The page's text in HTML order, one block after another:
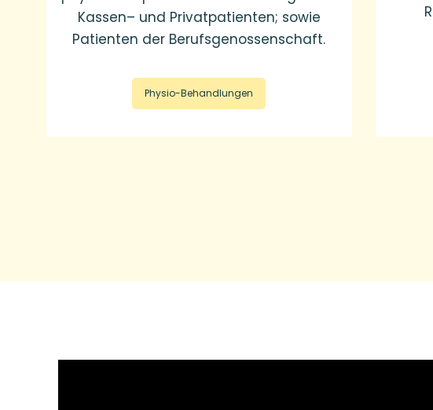
Kassen– und Privatpatienten; sowie
Patienten der Berufsgenossenschaft.
Physio-Behandlungen